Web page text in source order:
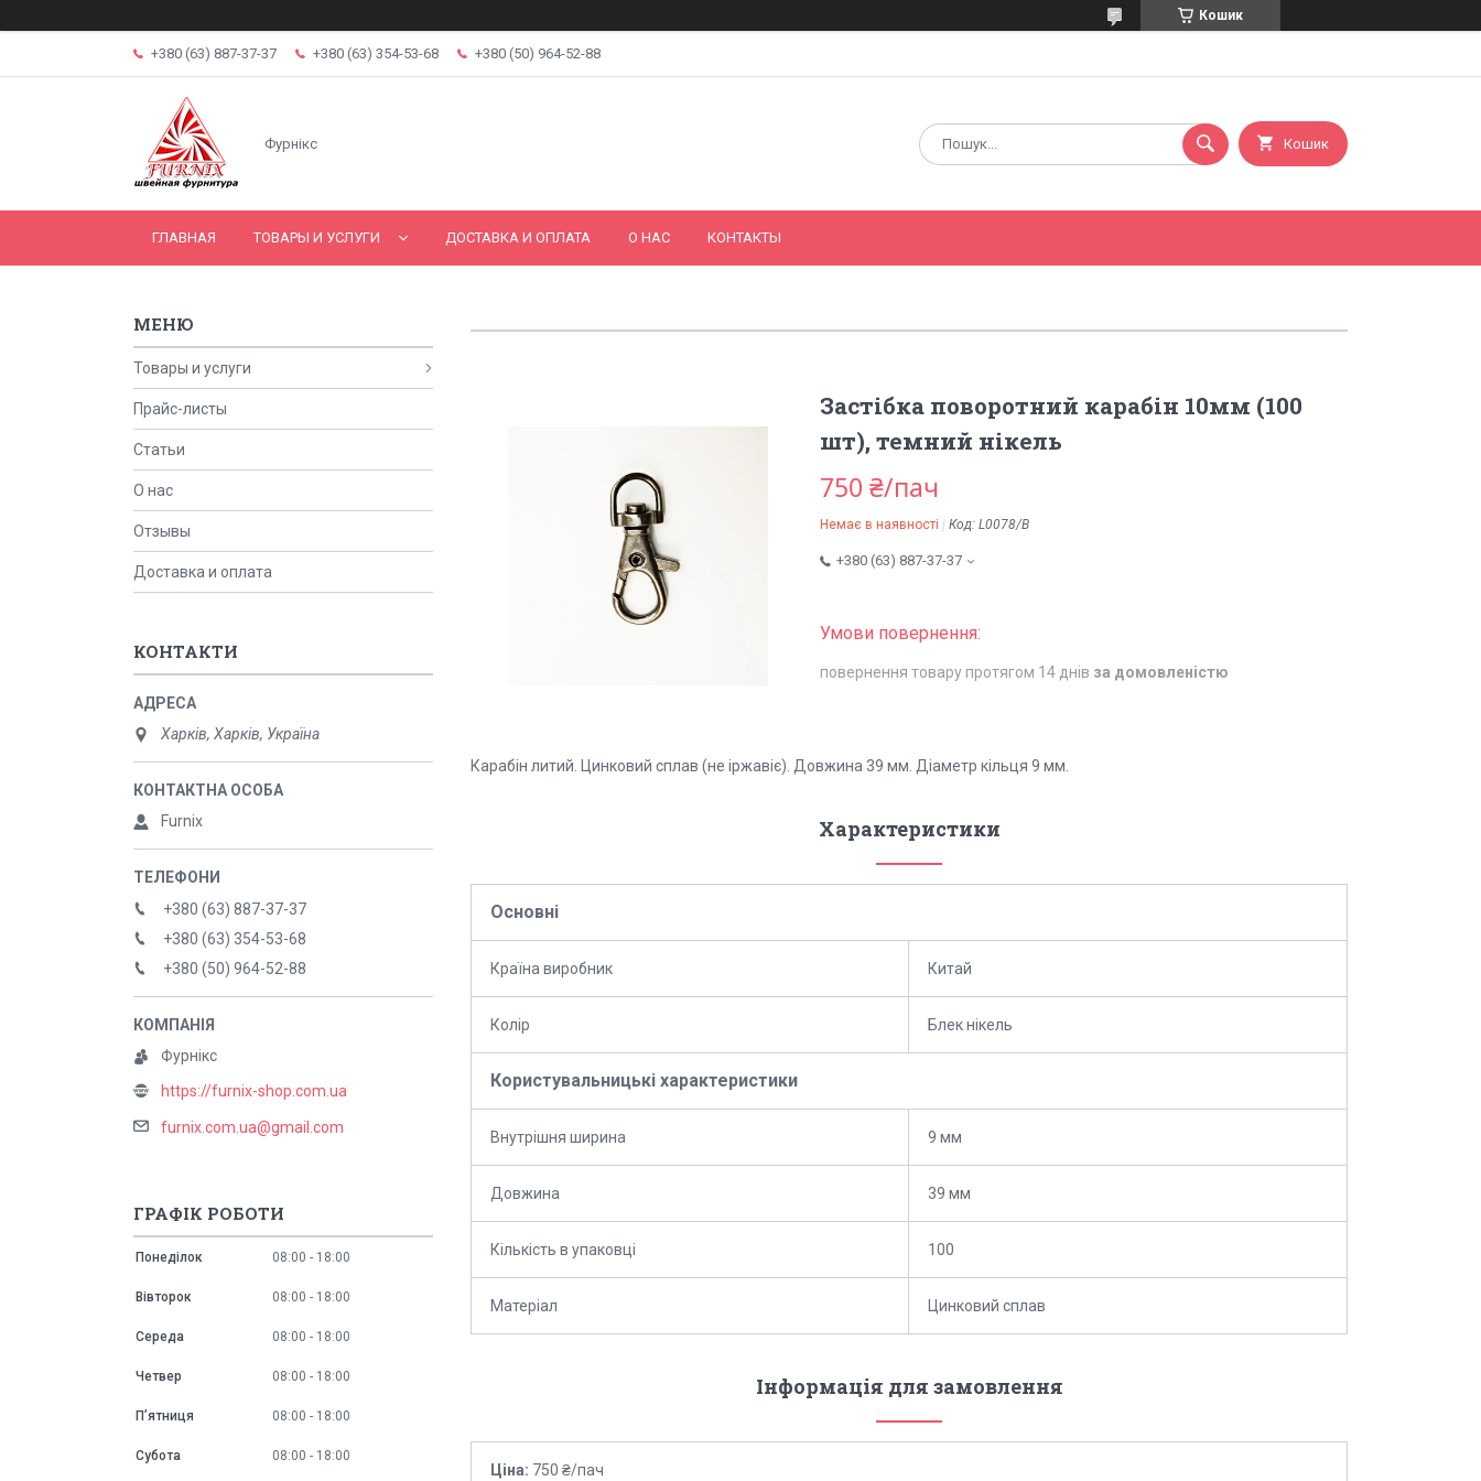
Кошик
+380 (63) 887-37-37 +380 (63) 354-53-68 +380 (50) 964-52-88
Фурнікс Кошик
ГЛАВНАЯ ТОВАРЫ И УСЛУГИ ДОСТАВКА И ОПЛАТА О НАС КОНТАКТЫ
Застібка поворотний карабін 10мм (100
шт), темний нікель
750 ₴/пач
Немає в наявності Код: L0078/B
+380 (63) 887-37-37
повернення товару протягом 14 днів за домовленістю
Карабін литий. Цинковий сплав (не іржавіє). Довжина 39 мм. Діаметр кільця 9 мм.
Характеристики
Основні
Країна виробник Китай
Колір Блек нікель
Користувальницькі характеристики
Внутрішня ширина 9 мм
Довжина 39 мм
Кількість в упаковці 100
Матеріал Цинковий сплав
Інформація для замовлення
Ціна: 750 ₴/пач
Товары и услуги
Прайс-листы
Статьи
О нас
Отзывы
Доставка и оплата
КОНТАКТИ
Харків, Харків, Україна
Furnix
+380 (63) 887-37-37
+380 (63) 354-53-68
+380 (50) 964-52-88
Фурнікс
https://furnix-shop.com.ua
furnix.com.ua@gmail.com
ГРАФІК РОБОТИ
Понеділок 08:00 18:00
Вівторок 08:00 18:00
Середа 08:00 18:00
Четвер 08:00 18:00
Пʼятниця 08:00 18:00
Субота 08:00 18:00